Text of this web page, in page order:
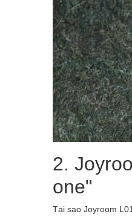
2.
one"
Tại sao Joyroom